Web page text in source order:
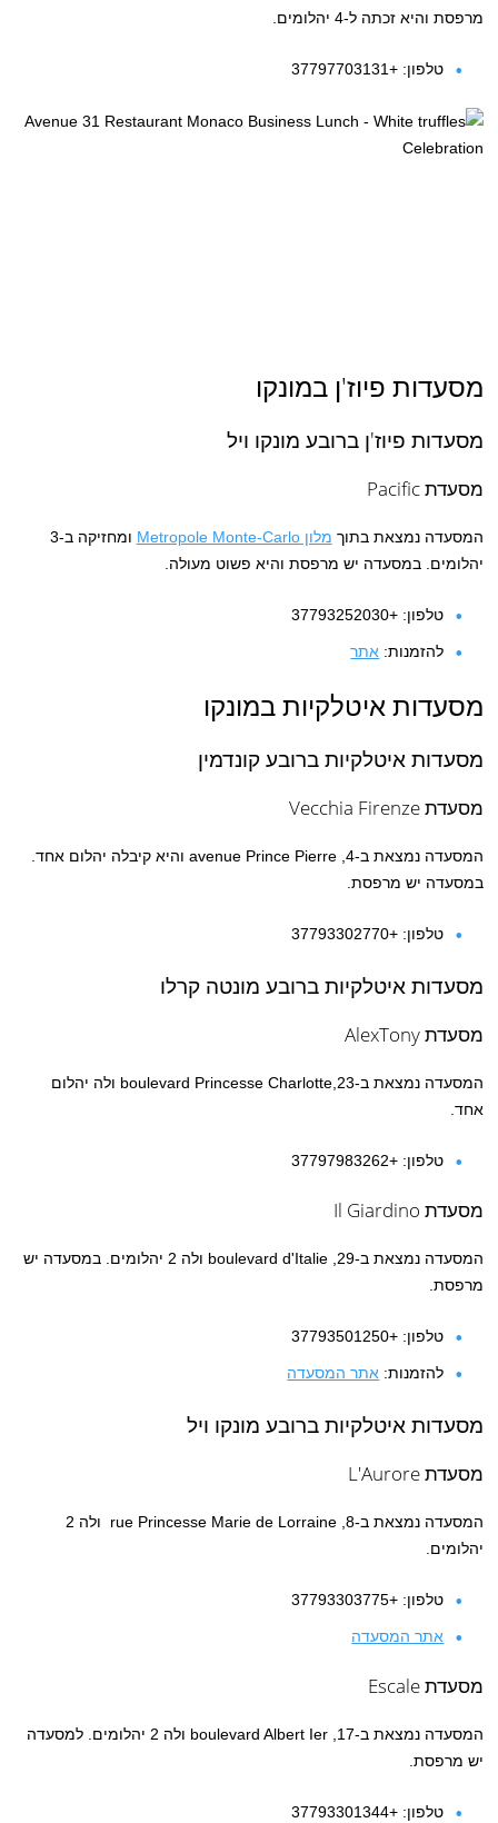
מרפסת והיא זכתה ל-4 יהלומים.
טלפון: +37797703131
מסעדות פיוז'ן במונקו
מסעדות פיוז'ן ברובע מונקו ויל
מסעדת Pacific
המסעדה נמצאת בתוך מלון Metropole Monte-Carlo
ומחזיקה ב-3
יהלומים. במסעדה יש מרפסת והיא פשוט מעולה.
טלפון: +37793252030
להזמנות: אתר
מסעדות איטלקיות במונקו
מסעדות איטלקיות ברובע קונדמין
מסעדת Vecchia Firenze
המסעדה נמצאת ב-4, avenue Prince Pierre והיא קיבלה יהלום אחד.
במסעדה יש מרפסת.
טלפון: +37793302770
מסעדות איטלקיות ברובע מונטה קרלו
מסעדתAlexTony
המסעדה נמצאת ב-23,boulevard Princesse Charlotte ולה יהלום
אחד.
טלפון: +37797983262
מסעדת Il Giardino
המסעדה נמצאת ב-29, boulevard d'Italie ולה 2 יהלומים. במסעדה יש
מרפסת.
טלפון: +37793501250
להזמנות: אתר המסעדה
מסעדות איטלקיות ברובע מונקו ויל
מסעדת L'Aurore
המסעדה נמצאת ב-8, rue Princesse Marie de Lorraine ולה 2
יהלומים.
טלפון: +37793303775
אתר המסעדה
מסעדת Escale
המסעדה נמצאת ב-17, boulevard Albert Ier ולה 2 יהלומים. למסעדה
יש מרפסת.
טלפון: +37793301344